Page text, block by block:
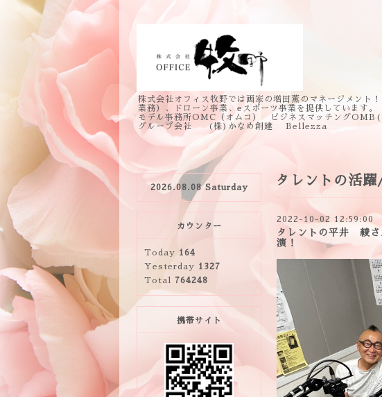
株式会社オフィス牧野では画家の増田薫のマネージメント
業務）、ドローン事業、eスポーツ事業を提供しています。
モデル事務所OMC（オムコ） ビジネスマッチングOMB(
グループ会社 (株)かなめ創建 Bellezza
タレントの活
2022-10-02 12:59:00
タレントの平井 綾
演！
2026.08.08 Saturday
カウンター
Today 164
Yesterday 1327
Total 764248
携帯サイト